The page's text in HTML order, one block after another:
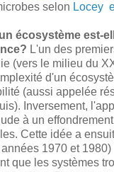
selon Locey
écosystème est-
L'un des
(vers le milieu du
d'un
(aussi appelée
Inversement,
à un
Cette idée a
1970 et
que les systèmes